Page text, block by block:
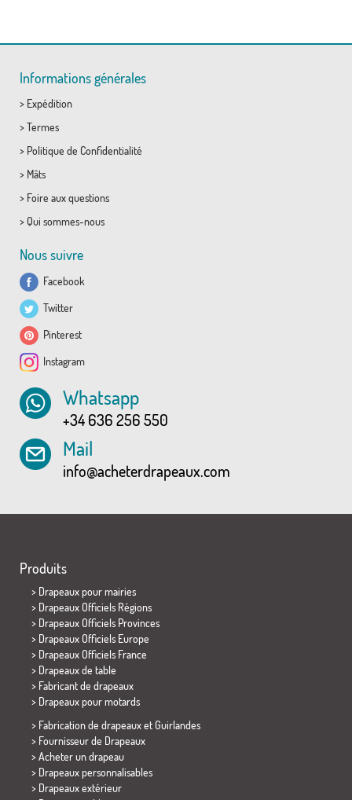
Informations générales
> Expédition
> Termes
> Politique de Confidentialité
> Mâts
> Foire aux questions
> Qui sommes-nous
Nous suivre
Facebook
Twitter
Pinterest
Instagram
Whatsapp
+34 636 256 550
Mail
info@acheterdrapeaux.com
Produits
> Drapeaux pour mairies
> Drapeaux Officiels Régions
> Drapeaux Officiels Provinces
> Drapeaux Officiels Europe
> Drapeaux Officiels France
> Drapeaux de table
> Fabricant de drapeaux
> Drapeaux pour motards
> Fabrication de drapeaux et Guirlandes
> Fournisseur de Drapeaux
> Acheter un drapeau
> Drapeaux personnalisables
> Drapeaux extérieur